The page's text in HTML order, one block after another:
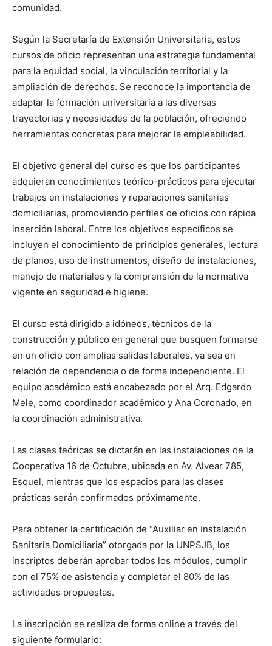
comunidad.
Según la Secretaría de Extensión Universitaria, estos
cursos de oficio representan una estrategia fundamental
para la equidad social, la vinculación territorial y la
ampliación de derechos. Se reconoce la importancia de
adaptar la formación universitaria a las diversas
trayectorias y necesidades de la población, ofreciendo
herramientas concretas para mejorar la empleabilidad.
El objetivo general del curso es que los participantes
adquieran conocimientos teórico-prácticos para ejecutar
trabajos en instalaciones y reparaciones sanitarias
domiciliarias, promoviendo perfiles de oficios con rápida
inserción laboral. Entre los objetivos específicos se
incluyen el conocimiento de principios generales, lectura
de planos, uso de instrumentos, diseño de instalaciones,
manejo de materiales y la comprensión de la normativa
vigente en seguridad e higiene.
El curso está dirigido a idóneos, técnicos de la
construcción y público en general que busquen formarse
en un oficio con amplias salidas laborales, ya sea en
relación de dependencia o de forma independiente. El
equipo académico está encabezado por el Arq. Edgardo
Mele, como coordinador académico y Ana Coronado, en
la coordinación administrativa.
Las clases teóricas se dictarán en las instalaciones de la
Cooperativa 16 de Octubre, ubicada en Av. Alvear 785,
Esquel, mientras que los espacios para las clases
prácticas serán confirmados próximamente.
Para obtener la certificación de “Auxiliar en Instalación
Sanitaria Domiciliaria” otorgada por la UNPSJB, los
inscriptos deberán aprobar todos los módulos, cumplir
con el 75% de asistencia y completar el 80% de las
actividades propuestas.
La inscripción se realiza de forma online a través del
siguiente formulario: